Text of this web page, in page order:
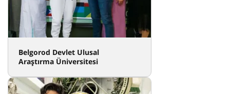
Belgorod Devlet Ulusal
Araştırma Üniversitesi